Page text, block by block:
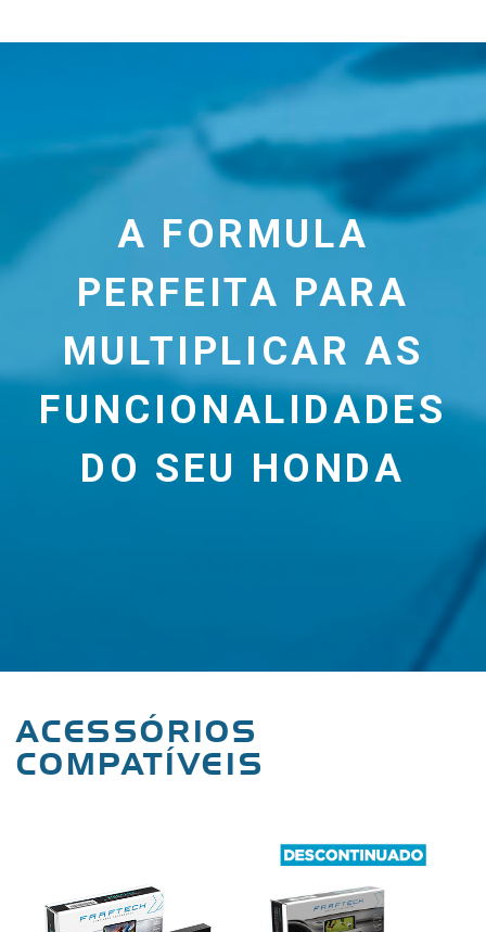
A FORMULA
PERFEITA PARA
MULTIPLICAR AS
FUNCIONALIDADES
DO SEU HONDA
ACESSÓRIOS
COMPATÍVEIS